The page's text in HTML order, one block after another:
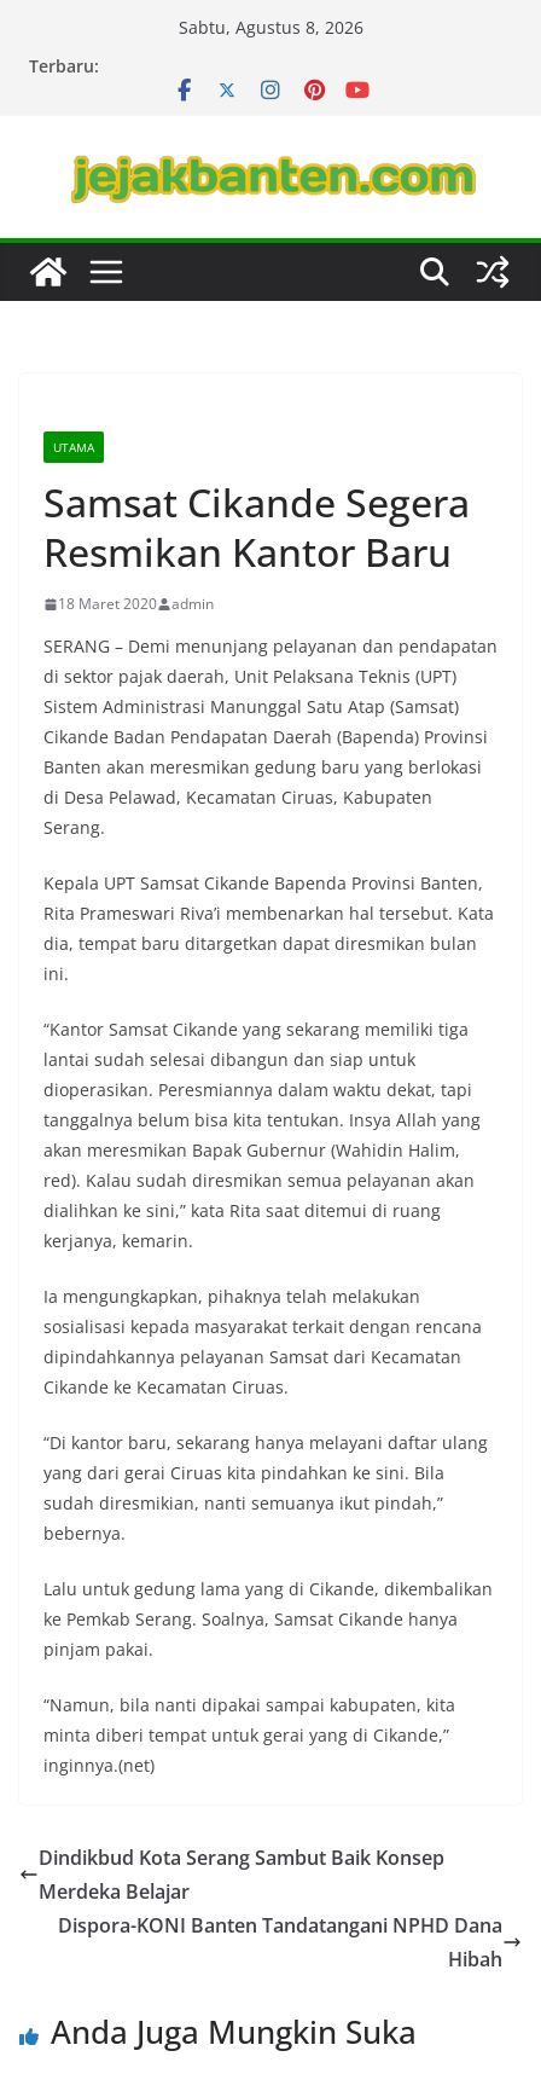
Sabtu, Agustus 8, 2026
Terbaru:
UTAMA
Samsat Cikande Segera
Resmikan Kantor Baru
18 Maret 2020 admin
SERANG – Demi menunjang pelayanan dan pendapatan
di sektor pajak daerah, Unit Pelaksana Teknis (UPT)
Sistem Administrasi Manunggal Satu Atap (Samsat)
Cikande Badan Pendapatan Daerah (Bapenda) Provinsi
Banten akan meresmikan gedung baru yang berlokasi
di Desa Pelawad, Kecamatan Ciruas, Kabupaten
Serang.
Kepala UPT Samsat Cikande Bapenda Provinsi Banten,
Rita Prameswari Riva’i membenarkan hal tersebut. Kata
dia, tempat baru ditargetkan dapat diresmikan bulan
ini.
“Kantor Samsat Cikande yang sekarang memiliki tiga
lantai sudah selesai dibangun dan siap untuk
dioperasikan. Peresmiannya dalam waktu dekat, tapi
tanggalnya belum bisa kita tentukan. Insya Allah yang
akan meresmikan Bapak Gubernur (Wahidin Halim,
red). Kalau sudah diresmikan semua pelayanan akan
dialihkan ke sini,” kata Rita saat ditemui di ruang
kerjanya, kemarin.
Ia mengungkapkan, pihaknya telah melakukan
sosialisasi kepada masyarakat terkait dengan rencana
dipindahkannya pelayanan Samsat dari Kecamatan
Cikande ke Kecamatan Ciruas.
“Di kantor baru, sekarang hanya melayani daftar ulang
yang dari gerai Ciruas kita pindahkan ke sini. Bila
sudah diresmikian, nanti semuanya ikut pindah,”
bebernya.
Lalu untuk gedung lama yang di Cikande, dikembalikan
ke Pemkab Serang. Soalnya, Samsat Cikande hanya
pinjam pakai.
“Namun, bila nanti dipakai sampai kabupaten, kita
minta diberi tempat untuk gerai yang di Cikande,”
inginnya.(net)
Dindikbud Kota Serang Sambut Baik Konsep
Merdeka Belajar
Dispora-KONI Banten Tandatangani NPHD Dana
Hibah
Anda Juga Mungkin Suka